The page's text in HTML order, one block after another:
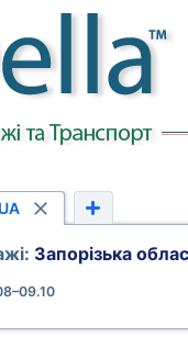
Запорізька